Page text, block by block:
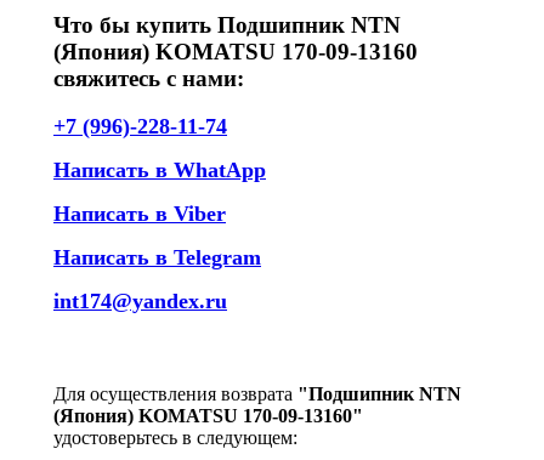
Что бы купить Подшипник NTN
(Япония) KOMATSU 170-09-13160
свяжитесь с нами:
+7 (996)-228-11-74
Написать в WhatApp
Написать в Viber
Написать в Telegram
int174@yandex.ru
Для осуществления возврата "Подшипник NTN
(Япония) KOMATSU 170-09-13160"
удостоверьтесь в следующем: